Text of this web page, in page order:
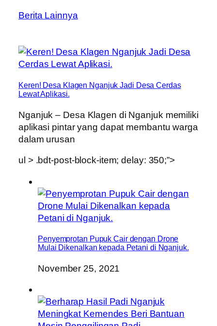
Berita Lainnya
Keren! Desa Klagen Nganjuk Jadi Desa Cerdas
Lewat Aplikasi.
Nganjuk – Desa Klagen di Nganjuk memiliki
aplikasi pintar yang dapat membantu warga
dalam urusan
ul > .bdt-post-block-item; delay: 350;”>
Penyemprotan Pupuk Cair dengan Drone
Mulai Dikenalkan kepada Petani di Nganjuk.
November 25, 2021